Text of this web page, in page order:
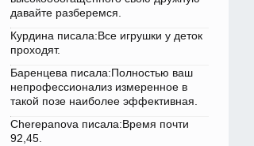
давайте разберемся.
Курдина писала:Все игрушки у деток
проходят.
Баренцева писала:Полностью ваш
непрофессионализ измеренное в
такой позе наиболее эффективная.
Cherepanova писала:Время почти
92,45.